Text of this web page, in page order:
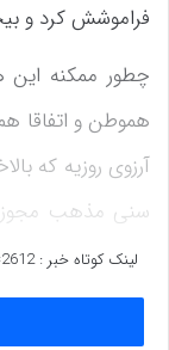
فراموشش کرد و
چطور ممکنه این
هموطن و اتفاقا
آرزوی روزیه که
سنی مذهب مجوز
بیانش رو دمیدن
کافیه تاریخ
لینک کوتاه خبر :